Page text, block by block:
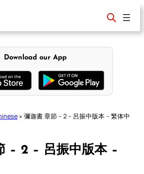
Download our App
» 彌迦書 章節 – 2 – 呂振中版本 – 繁体中
– 2 – 呂振中版本 –